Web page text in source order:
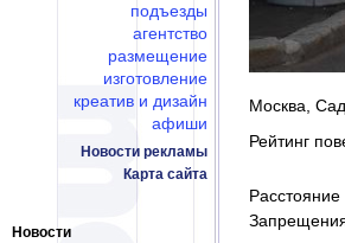
подъезды
агентство
размещение
изготовление
креатив и дизайн
афиши
Новости рекламы
Карта сайта
Новости
Москва,
Рейтинг